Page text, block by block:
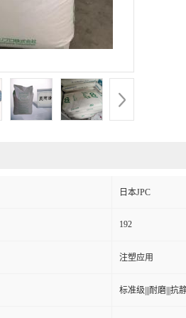
日本JPC
192
注塑应用
标准级|||耐磨|||抗